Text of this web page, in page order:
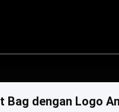
dengan Logo